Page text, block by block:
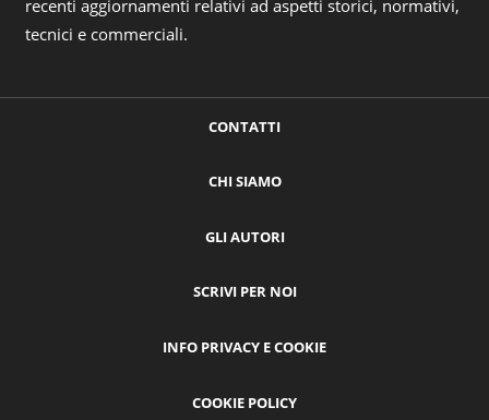
recenti aggiornamenti relativi ad aspetti storici, normativi,
tecnici e commerciali.
CONTATTI
CHI SIAMO
GLI AUTORI
SCRIVI PER NOI
INFO PRIVACY E COOKIE
COOKIE POLICY